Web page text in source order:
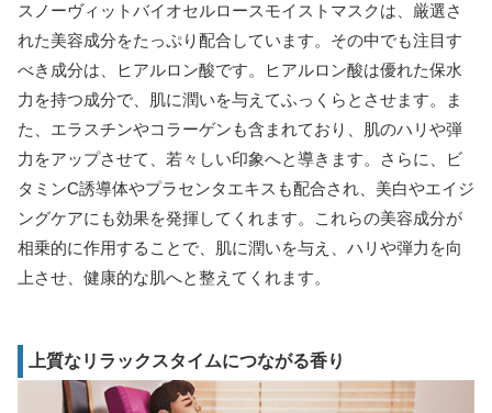
スノーヴィットバイオセルロースモイストマスクは、厳選さ
れた美容成分をたっぷり配合しています。その中でも注目す
べき成分は、ヒアルロン酸です。ヒアルロン酸は優れた保水
力を持つ成分で、肌に潤いを与えてふっくらとさせます。ま
た、エラスチンやコラーゲンも含まれており、肌のハリや弾
力をアップさせて、若々しい印象へと導きます。さらに、ビ
タミンC誘導体やプラセンタエキスも配合され、美白やエイジ
ングケアにも効果を発揮してくれます。これらの美容成分が
相乗的に作用することで、肌に潤いを与え、ハリや弾力を向
上させ、健康的な肌へと整えてくれます。
上質なリラックスタイムにつながる香り